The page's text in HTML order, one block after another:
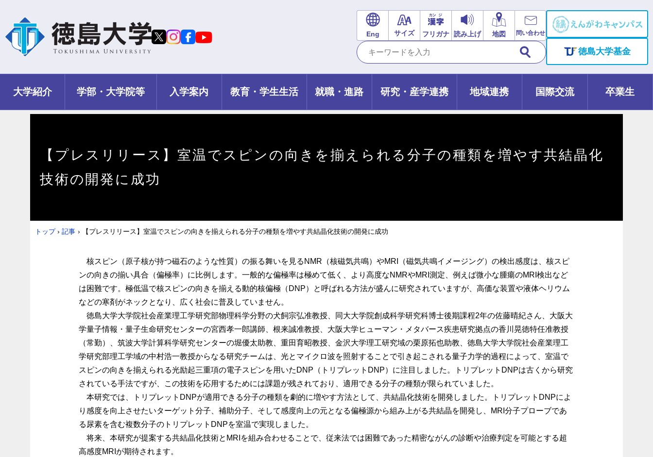
Eng サイズ フリガナ 読み上げ 地図 問い合わせ
徳島大学基金
大学紹介 学部・大学院等 入学案内 教育・学生生活 就職・進路 研究・産学連携 地域連携 国際交流 卒業生
【プレスリリース】室温でスピンの向きを揃えられる分子の種類を増やす共結晶化
技術の開発に成功
トップ › 記事 › 【プレスリリース】室温でスピンの向きを揃えられる分子の種類を増やす共結晶化技術の開発に成功
核スピン（原子核が持つ磁石のような性質）の振る舞いを見るNMR（核磁気共鳴）やMRI（磁気共鳴イメージング）の検出感度は、核スピ
ンの向きの揃い具合（偏極率）に比例します。一般的な偏極率は極めて低く、より高度なNMRやMRI測定、例えば微小な腫瘍のMRI検出など
は困難です。極低温で核スピンの向きを揃える動的核偏極（DNP）と呼ばれる方法が盛んに研究されていますが、高価な装置や液体ヘリウム
などの寒剤がネックとなり、広く社会に普及していません。
徳島大学大学院社会産業理工学研究部物理科学分野の犬飼宗弘准教授、同大大学院創成科学研究科博士後期課程2年の佐藤晴紀さん、大阪大
学量子情報・量子生命研究センターの宮西孝一郎講師、根来誠准教授、大阪大学ヒューマン・メタバース疾患研究拠点の香川晃徳特任准教授
（常勤）、筑波大学計算科学研究センターの堀優太助教、重田育昭教授、金沢大学理工研究域の栗原拓也助教、徳島大学大学院社会産業理工
学研究部理工学域の中村浩一教授からなる研究チームは、光とマイクロ波を照射することで引き起こされる量子力学的過程によって、室温で
スピンの向きを揃えられる光励起三重項の電子スピンを用いたDNP（トリプレットDNP）に注目しました。トリプレットDNPは古くから研究
されている手法ですが、この技術を応用するためには課題が残されており、適用できる分子の種類が限られていました。
本研究では、トリプレットDNPが適用できる分子の種類を劇的に増やす方法として、共結晶化技術を開発しました。トリプレットDNPによ
り感度を向上させたいターゲット分子、補助分子、そして感度向上の元となる偏極源から組み上がる共結晶を開発し、MRI分子プローブであ
る尿素を含む複数分子のトリプレットDNPを室温で実現しました。
将来、本研究が提案する共結晶化技術とMRIを組み合わせることで、従来法では困難であった精密ながんの診断や治療判定を可能とする超
高感度MRIが期待されます。